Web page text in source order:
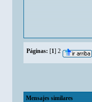
Páginas: [1] 2
Mensajes similares